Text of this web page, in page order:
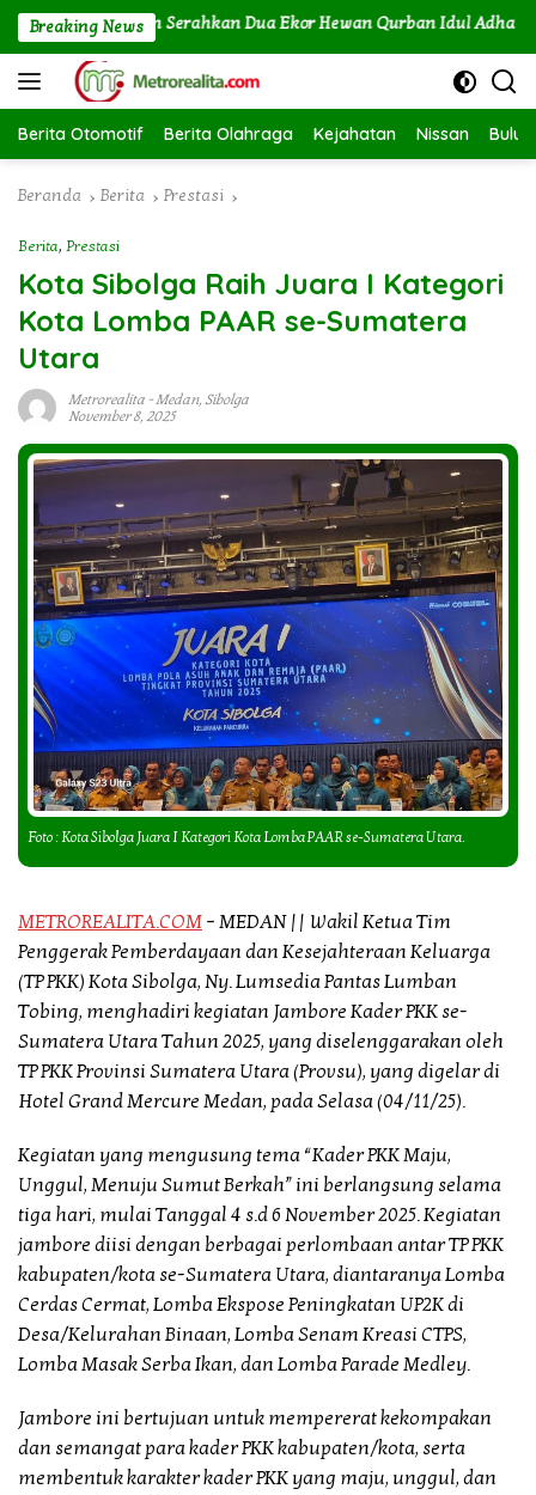
Langsung
Breaking News
Angin Serahkan Dua Ekor Hewan Qurban Idul Adha 1447H/
Berita Otomotif Berita Olahraga Kejahatan Nissan
Beranda Berita Prestasi
Berita, Prestasi
Kota Sibolga Raih Juara I Kategori
Kota Lomba PAAR se-Sumatera
Utara
Metrorealita -Medan, Sibolga
November 8, 2025
Foto : Kota Sibolga Juara I Kategori Kota Lomba PAAR se-Sumatera Utara.
METROREALITA.COM – MEDAN || Wakil Ketua Tim
Penggerak Pemberdayaan dan Kesejahteraan Keluarga
(TP PKK) Kota Sibolga, Ny. Lumsedia Pantas Lumban
Tobing, menghadiri kegiatan Jambore Kader PKK se-
Sumatera Utara Tahun 2025, yang diselenggarakan oleh
TP PKK Provinsi Sumatera Utara (Provsu), yang digelar di
Hotel Grand Mercure Medan, pada Selasa (04/11/25).
Kegiatan yang mengusung tema “Kader PKK Maju,
Unggul, Menuju Sumut Berkah” ini berlangsung selama
tiga hari, mulai Tanggal 4 s.d 6 November 2025. Kegiatan
jambore diisi dengan berbagai perlombaan antar TP PKK
kabupaten/kota se-Sumatera Utara, diantaranya Lomba
Cerdas Cermat, Lomba Ekspose Peningkatan UP2K di
Desa/Kelurahan Binaan, Lomba Senam Kreasi CTPS,
Lomba Masak Serba Ikan, dan Lomba Parade Medley.
Jambore ini bertujuan untuk mempererat kekompakan
dan semangat para kader PKK kabupaten/kota, serta
membentuk karakter kader PKK yang maju, unggul, dan